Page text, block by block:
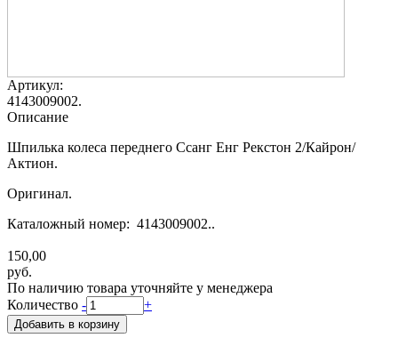
Артикул:
4143009002.
Описание
Шпилька колеса переднего Ссанг Енг Рекстон 2/Кайрон/
Актион.
Оригинал.
Каталожный номер: 4143009002..
150,00
руб.
По наличию товара уточняйте у менеджера
Количество - +